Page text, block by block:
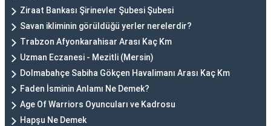
Ziraat Bankası Şirinevler Şubesi Şubesi
Savan ikliminin görüldüğü yerler nerelerdir?
Trabzon Afyonkarahisar Arası Kaç Km
Uzman Eczanesi - Mezitli (Mersin)
Dolmabahçe Sabiha Gökçen Havalimanı Arası Kaç Km
Faden İsminin Anlamı Ne Demek?
Age Of Warriors Oyuncuları ve Kadrosu
Hapşu Ne Demek